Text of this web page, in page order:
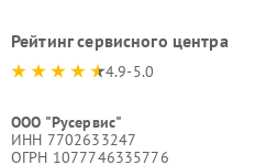
Рейтинг сервисного центра
4.9-5.0
ООО "Русервис"
ИНН 7702633247
ОГРН 1077746335776